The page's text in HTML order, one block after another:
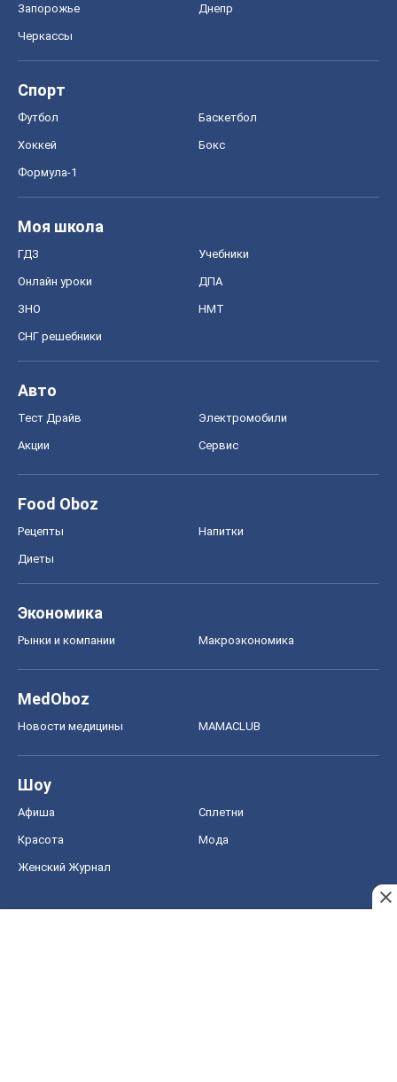
Запорожье Днепр
Черкассы
Спорт
Футбол Баскетбол
Хоккей Бокс
Формула-1
Моя школа
ГДЗ Учебники
Онлайн уроки ДПА
ЗНО НМТ
СНГ решебники
Авто
Тест Драйв Электромобили
Акции Сервис
Food Oboz
Рецепты Напитки
Диеты
Экономика
Рынки и компании Mакроэкономика
MedOboz
Новости медицины MAMACLUB
Шоу
Афиша Сплетни
Красота Мода
Женский Журнал